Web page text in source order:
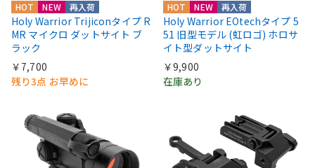
HOT NEW 再入荷
Holy Warrior Trijiconタイプ R
MR マイクロ ダットサイト ブ
ラック
￥7,700
残り3点 お早めに
HOT NEW 再入荷
Holy Warrior EOtechタイプ 5
51 旧型モデル (虹ロゴ) ホロサ
イト型ダットサイト
￥9,900
在庫あり